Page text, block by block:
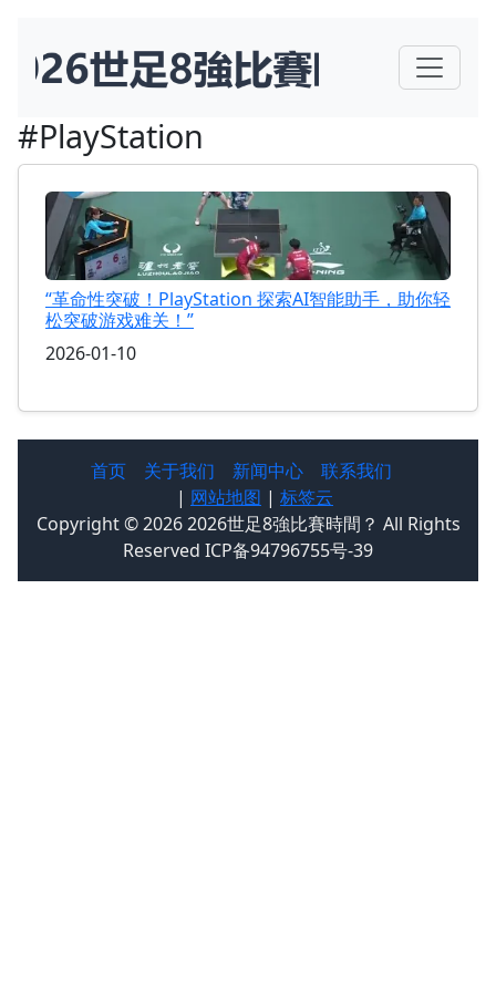
#PlayStation
“革命性突破！PlayStation 探索AI智能助手，助你轻
松突破游戏难关！”
2026-01-10
首页 关于我们 新闻中心
联系我们
| 网站地图 | 标签云
Copyright © 2026 2026世足8強比賽時間？ All Rights
Reserved ICP备94796755号-39